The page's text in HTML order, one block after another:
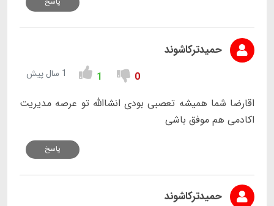
حمیدترکاشوند
0
1 1 سال پیش
اقارضا شما همیشه تعصبی بودی انشاالله تو عرصه مدیریت
اکادمی هم موفق باشی
پاسخ
حمیدترکاشوند